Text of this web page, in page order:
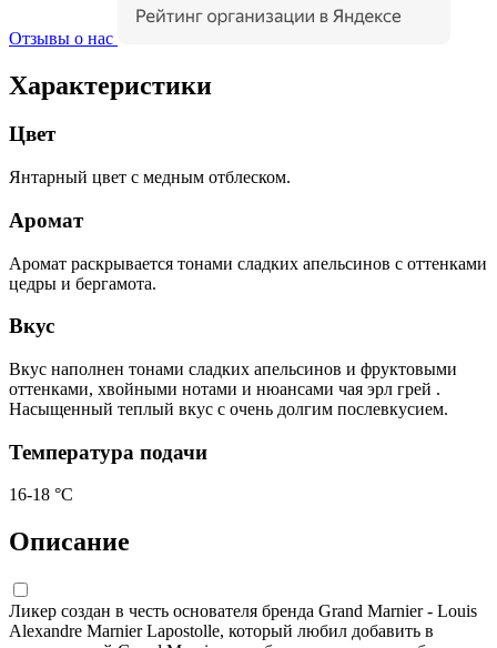
Отзывы о нас
Характеристики
Цвет
Янтарный цвет с медным отблеском.
Аромат
Аромат раскрывается тонами сладких апельсинов с оттенками
цедры и бергамота.
Вкус
Вкус наполнен тонами сладких апельсинов и фруктовыми
оттенками, хвойными нотами и нюансами чая эрл грей .
Насыщенный теплый вкус с очень долгим послевкусием.
Температура подачи
16-18 °С
Описание
Ликер создан в честь основателя бренда Grand Marnier - Louis
Alexandre Marnier Lapostolle, который любил добавить в